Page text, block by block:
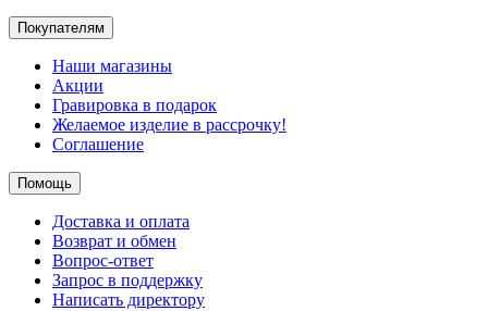
Покупателям
Наши магазины
Акции
Гравировка в подарок
Желаемое изделие в рассрочку!
Соглашение
Помощь
Доставка и оплата
Возврат и обмен
Вопрос-ответ
Запрос в поддержку
Написать директору